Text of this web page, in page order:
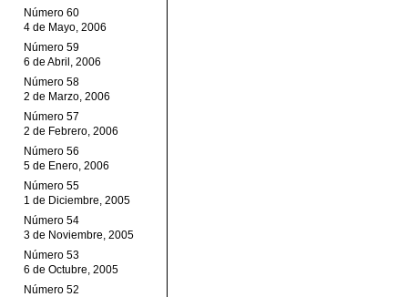
Número 60
4 de Mayo, 2006
Número 59
6 de Abril, 2006
Número 58
2 de Marzo, 2006
Número 57
2 de Febrero, 2006
Número 56
5 de Enero, 2006
Número 55
1 de Diciembre, 2005
Número 54
3 de Noviembre, 2005
Número 53
6 de Octubre, 2005
Número 52